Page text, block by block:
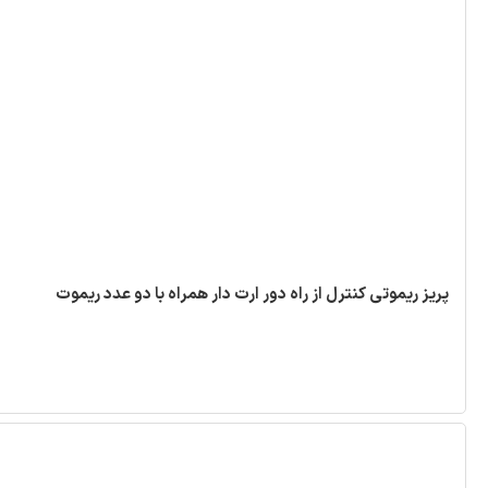
پریز ریموتی کنترل از راه دور ارت دار همراه با دو عدد ریموت